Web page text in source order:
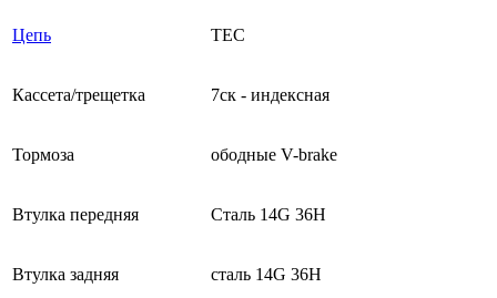
Цепь ТЕС
Кассета/трещетка 7ск - индексная
Тормоза ободные V-brake
Втулка передняя Сталь 14G 36H
Втулка задняя сталь 14G 36H